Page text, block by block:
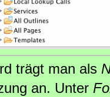
trägt man als
an. Unter